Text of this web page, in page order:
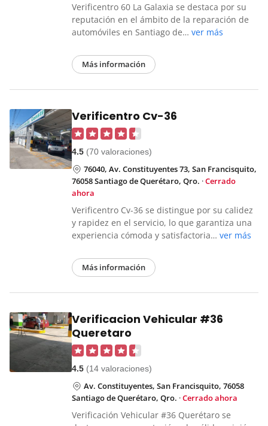
Verificentro 60 La Galaxia se destaca por su
reputación en el ámbito de la reparación de
automóviles en Santiago de… ver más
Más información
Verificentro Cv-36
4.5 (70 valoraciones)
76040, Av. Constituyentes 73, San Francisquito,
76058 Santiago de Querétaro, Qro. ·Cerrado
ahora
Verificentro Cv-36 se distingue por su calidez
y rapidez en el servicio, lo que garantiza una
experiencia cómoda y satisfactoria… ver más
Más información
Verificacion Vehicular #36
Queretaro
4.5 (14 valoraciones)
Av. Constituyentes, San Francisquito, 76058
Santiago de Querétaro, Qro. ·Cerrado ahora
Verificación Vehicular #36 Querétaro se